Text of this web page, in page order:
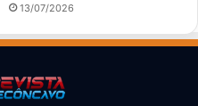
13/07/2026